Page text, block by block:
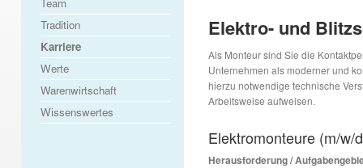
Tradition
Karriere
Werte
Warenwirtschaft
Wissenswertes
Elektro- und
Als Monteur sind Sie die
Unternehmen als moderner und
hierzu notwendige technische
Arbeitsweise aufweisen.
Elektromonteure (m/w/
Herausforderung /